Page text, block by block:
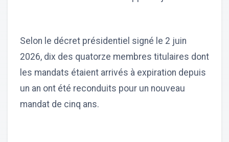
Selon le décret présidentiel signé le 2 juin
2026, dix des quatorze membres titulaires dont
les mandats étaient arrivés à expiration depuis
un an ont été reconduits pour un nouveau
mandat de cinq ans.